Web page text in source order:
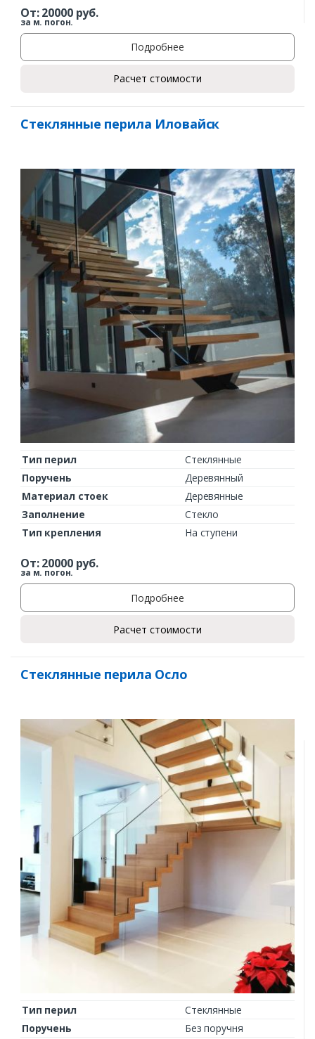
Заказать
Ваш телефон*
Комментарий к заказу
От:20000руб.
за м. погон.
Подробнее
Расчет стоимости
Стеклянные перила Иловайск
Тип перил
Стеклянные
Поручень
Деревянный
Материал стоек
Деревянные
Заполнение
Стекло
Тип крепления
На ступени
От:20000руб.
за м. погон.
Подробнее
Расчет стоимости
Стеклянные перила Осло
Тип перил
Стеклянные
Поручень
Без поручня